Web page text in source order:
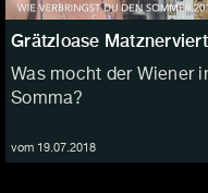
Grätzloase
Was mocht der Wiener
Somma?
vom 19.07.2018